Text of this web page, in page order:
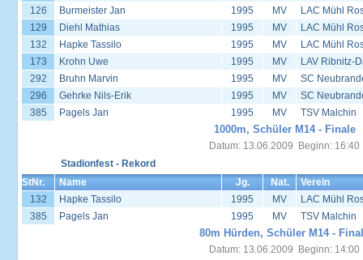
126
Burmeister Jan 1995 MV
LAC Mühl
129
Diehl Mathias 1995 MV
LAC Mühl
132
Hapke Tassilo 1995 MV
LAC Mühl
173
Krohn Uwe 1995 MV
LAV Ribnitz-
292
Bruhn Marvin 1995 MV
SC
296
Gehrke Nils-Erik 1995 MV
SC
385
Pagels Jan 1995 MV TSV Malchin
1000m, Schüler M14 - Finale
Datum: 13.06.2009 Beginn: 16:40
Stadionfest - Rekord
StNr.
Name Jg. Nat.
Verein
132
Hapke Tassilo 1995 MV
LAC Mühl
385
Pagels Jan 1995 MV TSV Malchin
80m Hürden, Schüler M14 -
Datum: 13.06.2009 Beginn: 14:00